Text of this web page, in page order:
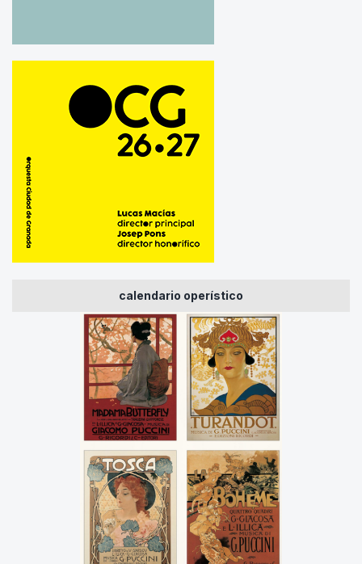
calendario operístico